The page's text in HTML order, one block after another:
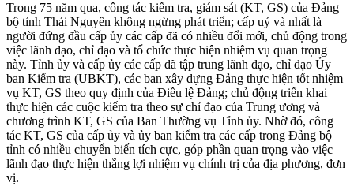
Trong 75 năm qua, công tác kiểm tra, giám sát (KT, GS) của Đảng
bộ tỉnh Thái Nguyên không ngừng phát triển; cấp uỷ và nhất là
người đứng đầu cấp ủy các cấp đã có nhiều đổi mới, chủ động trong
việc lãnh đạo, chỉ đạo và tổ chức thực hiện nhiệm vụ quan trọng
này. Tỉnh ủy và cấp ủy các cấp đã tập trung lãnh đạo, chỉ đạo Ủy
ban Kiểm tra (UBKT), các ban xây dựng Đảng thực hiện tốt nhiệm
vụ KT, GS theo quy định của Điều lệ Đảng; chủ động triển khai
thực hiện các cuộc kiểm tra theo sự chỉ đạo của Trung ương và
chương trình KT, GS của Ban Thường vụ Tỉnh ủy. Nhờ đó, công
tác KT, GS của cấp ủy và ủy ban kiểm tra các cấp trong Đảng bộ
tỉnh có nhiều chuyển biến tích cực, góp phần quan trọng vào việc
lãnh đạo thực hiện thắng lợi nhiệm vụ chính trị của địa phương, đơn
vị.